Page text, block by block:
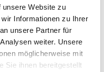
unsere Website zu
Informationen zu Ihrer
unsere Partner für
weiter. Unsere
möglicherweise mit
Sie ihnen bereitgestellt
Ver­fah­ren zur Bei­le­gung von
Ver­brau­chern ge­schaf­fen. In­for­
consumers/odr